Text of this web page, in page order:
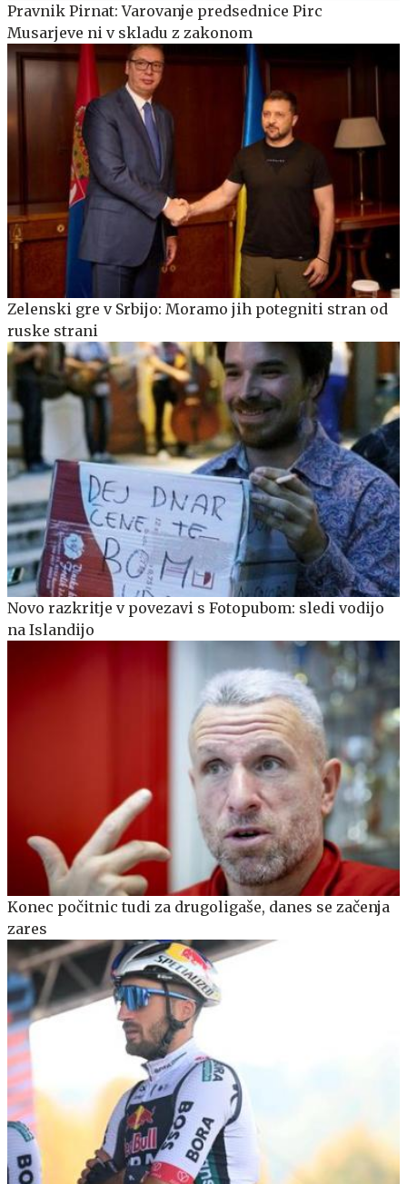
Pravnik Pirnat: Varovanje predsednice Pirc
Musarjeve ni v skladu z zakonom
Zelenski gre v Srbijo: Moramo jih potegniti stran od
ruske strani
Novo razkritje v povezavi s Fotopubom: sledi vodijo
na Islandijo
Konec počitnic tudi za drugoligaše, danes se začenja
zares